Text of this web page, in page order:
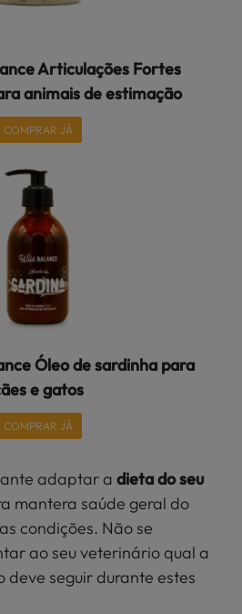
Óleo de sardinha para
e gatos
COMPRAR JÁ
Articulações Fortes
animais de estimação
COMPRAR JÁ
adaptar a dieta do seu
mantera saúde geral do
condições. Não se
ao seu veterinário qual a
deve seguir durante estes